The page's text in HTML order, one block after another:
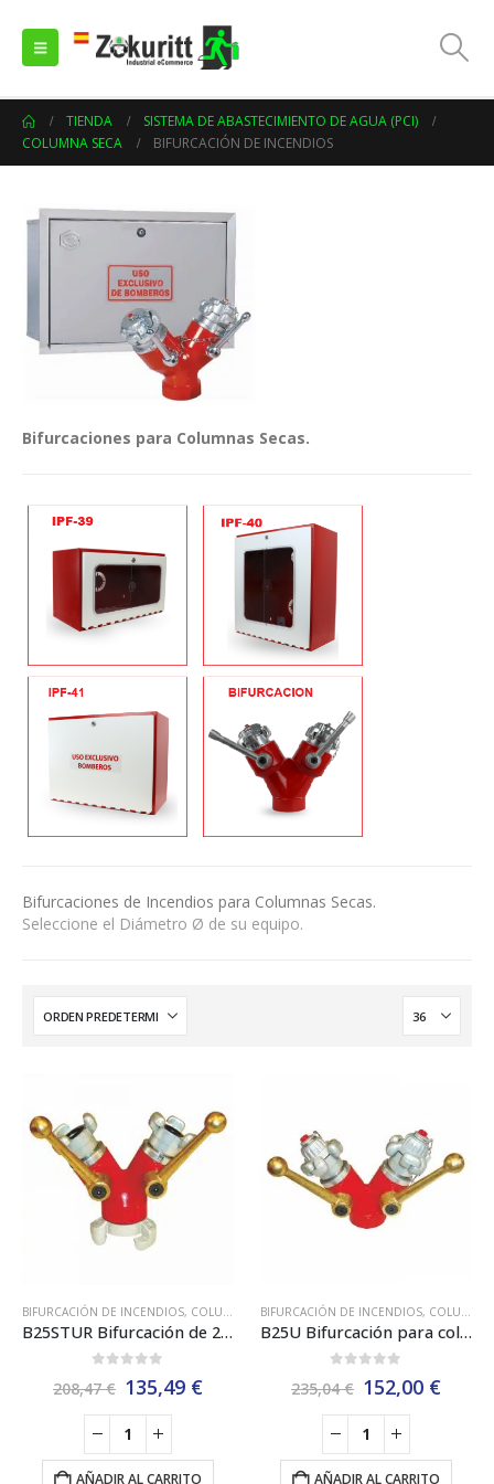
TIENDA
SISTEMA DE ABASTECIMIENTO DE AGUA (PCI)
COLUMNA SECA
BIFURCACIÓN DE INCENDIOS
Bifurcaciones para Columnas Secas.
Bifurcaciones de Incendios para Columnas Secas.
Seleccione el Diámetro Ø de su equipo.
BIFURCACIÓN DE INCENDIOS, COLUMNA SECA ,EACI
B25STUR Bifurcación de 25mm con Racores Barcelona en Aluminio Estampado Eaci
208,47€ El
precio
original
era:
208,47 €.
135,49 €El
135,49 €.
AÑADIR AL CARRITO
BIFURCACIÓN DE INCENDIOS, COLUMNA SECA
B25U Bifurcación para columna seca con salidas de Ø25x25mm Eaci
235,04€ El
precio
original
era:
235,04 €.
152,00 €El
AÑADIR AL CARRITO